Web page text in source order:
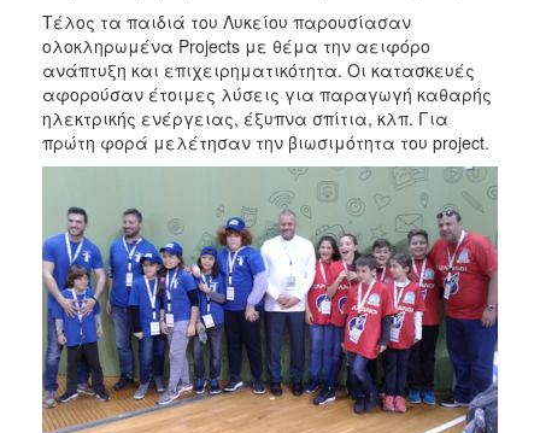
Τέλος τα παιδιά του Λυκείου παρουσίασαν
ολοκληρωμένα Projects με θέμα την αειφόρο
ανάπτυξη και επιχειρηματικότητα. Οι κατασκευές
αφορούσαν έτοιμες λύσεις για παραγωγή καθαρής
ηλεκτρικής ενέργειας, έξυπνα σπίτια, κλπ. Για
πρώτη φορά μελέτησαν την βιωσιμότητα του project.